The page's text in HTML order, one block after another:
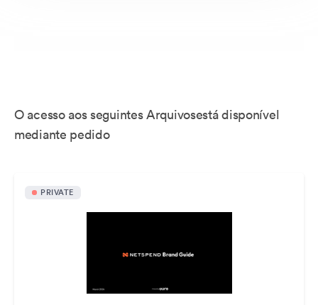
O acesso aos seguintes Arquivosestá disponível
mediante pedido
PRIVATE